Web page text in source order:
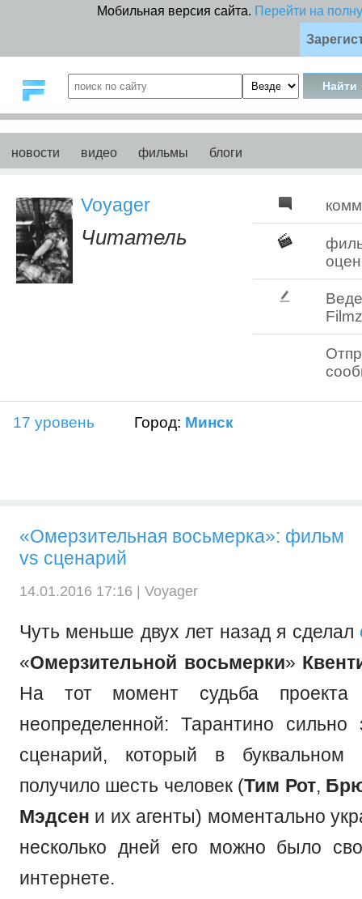
Мобильная версия сайта. Перейти на
новости видео фильмы блоги
Voyager
Читатель
17 уровень Город: Минск
«Омерзительная восьмерка»: фильм
vs сценарий
14.01.2016 17:16 | Voyager
Чуть меньше двух лет назад я сделал
«Омерзительной восьмерки»
На тот момент судьба
неопределенной: Тарантино сильно
сценарий, который в буквальном
получило шесть человек (Тим Рот,
Мэдсен и их агенты) моментально
несколько дней его можно было
интернете.